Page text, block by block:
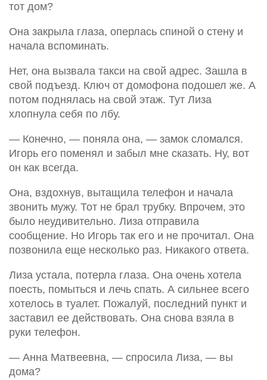
тот дом?
Она закрыла глаза, оперлась спиной о стену и
начала вспоминать.
Нет, она вызвала такси на свой адрес. Зашла в
свой подъезд. Ключ от домофона подошел же. А
потом поднялась на свой этаж. Тут Лиза
хлопнула себя по лбу.
— Конечно, — поняла она, — замок сломался.
Игорь его поменял и забыл мне сказать. Ну, вот
он как всегда.
Она, вздохнув, вытащила телефон и начала
звонить мужу. Тот не брал трубку. Впрочем, это
было неудивительно. Лиза отправила
сообщение. Но Игорь так его и не прочитал. Она
позвонила еще несколько раз. Никакого ответа.
Лиза устала, потерла глаза. Она очень хотела
поесть, помыться и лечь спать. А сильнее всего
хотелось в туалет. Пожалуй, последний пункт и
заставил ее действовать. Она снова взяла в
руки телефон.
— Анна Матвеевна, — спросила Лиза, — вы
дома?